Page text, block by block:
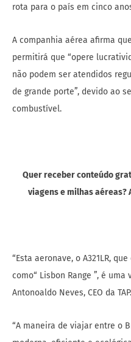
rota para o país em cinco
A companhia aérea afirma
permitirá que “opere
não podem ser atendidos
de grande porte”, devido ao
combustível.
Quer receber conteúdo
viagens e milhas aéreas?
“Esta aeronave, o A321LR,
como“ Lisbon Range ”, é
Antonoaldo Neves, CEO da TAP.
“A maneira de viajar entre o